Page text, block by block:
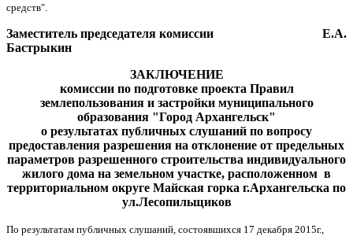
средств".
Заместитель председателя комиссии Е.А.
Бастрыкин
ЗАКЛЮЧЕНИЕ
комиссии по подготовке проекта Правил
землепользования и застройки муниципального
образования "Город Архангельск"
о результатах публичных слушаний по вопросу
предоставления разрешения на отклонение от предельных
параметров разрешенного строительства индивидуального
жилого дома на земельном участке, расположенном в
территориальном округе Майская горка г.Архангельска по
ул.Лесопильщиков
По результатам публичных слушаний, состоявшихся 17 декабря 2015г.,